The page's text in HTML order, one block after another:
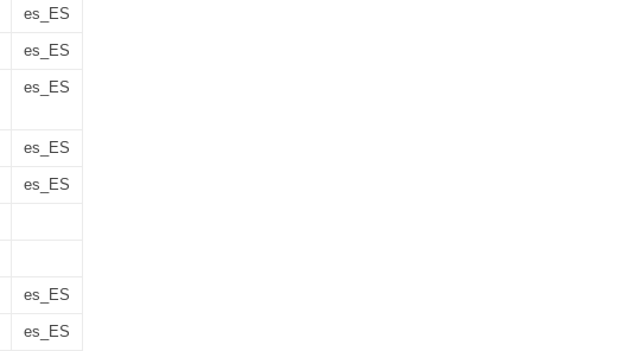
es_ES
es_ES
es_ES
es_ES
es_ES
es_ES
es_ES